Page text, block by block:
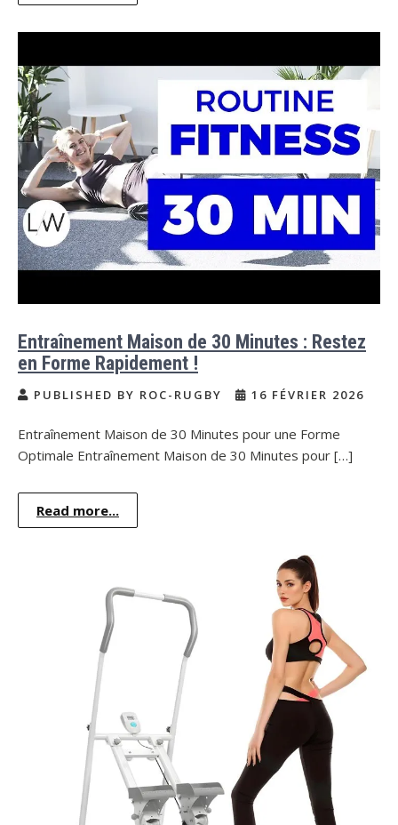
Entraînement Maison de 30 Minutes : Restez
en Forme Rapidement !
PUBLISHED BY ROC-RUGBY 16 FÉVRIER 2026
Entraînement Maison de 30 Minutes pour une Forme
Optimale Entraînement Maison de 30 Minutes pour […]
Read more...